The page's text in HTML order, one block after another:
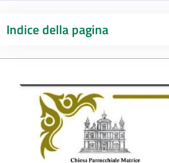
Indice della pagina